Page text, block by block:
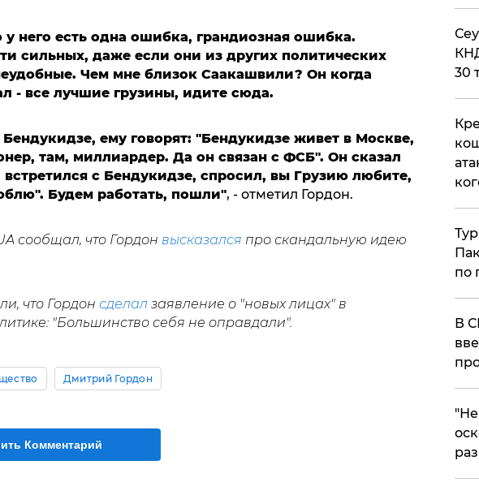
у него есть одна ошибка, грандиозная ошибка.
сильных, даже если они из других политических
Чем мне близок Саакашвили? Он когда
- все лучшие грузины, идите сюда.
Бендукидзе, ему говорят: "Бендукидзе живет в Москве,
там, миллиардер. Да он связан с ФСБ". Он сказал
встретился с Бендукидзе, спросил, вы Грузию любите,
Будем работать, пошли", - отметил Гордон.
сообщал, что Гордон высказался про скандальную идею
что Гордон сделал заявление о "новых лицах" в
"Большинство себя не оправдали".
Дмитрий Гордон
Комментарий
30
по
В